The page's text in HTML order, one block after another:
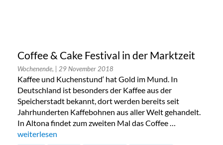
Coffee & Cake Festival in der Marktzeit
Wochenende, | 29 November 2018
Kaffee und Kuchenstund‘ hat Gold im Mund. In
Deutschland ist besonders der Kaffee aus der
Speicherstadt bekannt, dort werden bereits seit
Jahrhunderten Kaffebohnen aus aller Welt gehandelt.
In Altona findet zum zweiten Mal das Coffee …
„Coffee & Cake Festival in der Marktzeit“
weiterlesen